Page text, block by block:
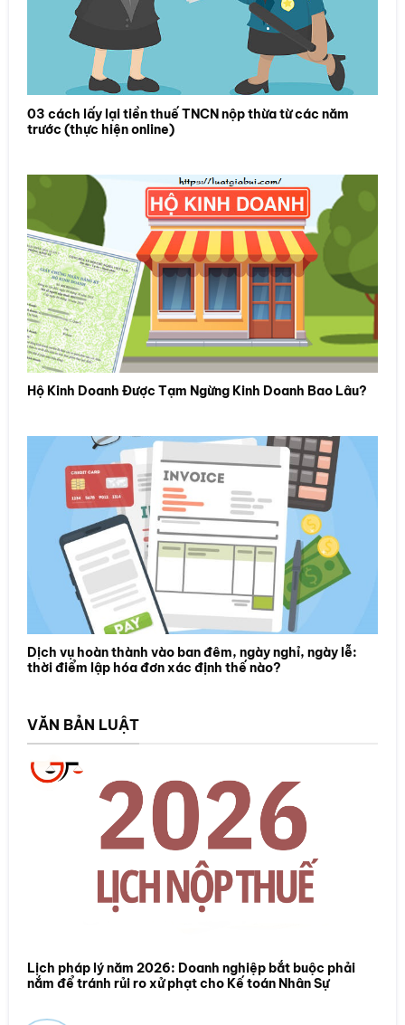
03 cách lấy lại tiền thuế TNCN nộp thừa từ các năm
trước (thực hiện online)
Hộ Kinh Doanh Được Tạm Ngừng Kinh Doanh Bao Lâu?
Dịch vụ hoàn thành vào ban đêm, ngày nghỉ, ngày lễ:
thời điểm lập hóa đơn xác định thế nào?
VĂN BẢN LUẬT
Lịch pháp lý năm 2026: Doanh nghiệp bắt buộc phải
nắm để tránh rủi ro xử phạt cho Kế toán Nhân Sự